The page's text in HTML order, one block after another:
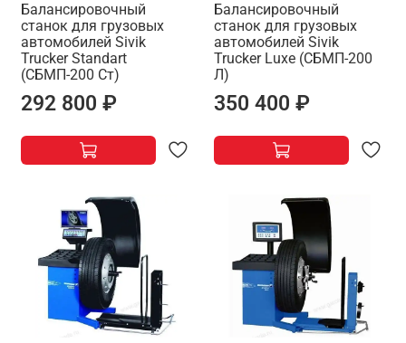
Балансировочный
станок для грузовых
автомобилей Sivik
Trucker Standart
(СБМП-200 Ст)
292 800 ₽
Балансировочный
станок для грузовых
автомобилей Sivik
Trucker Luxe (СБМП-200
Л)
350 400 ₽